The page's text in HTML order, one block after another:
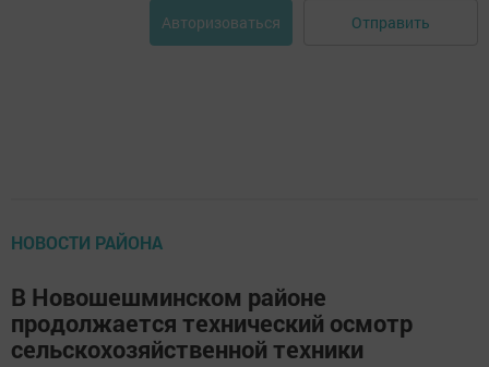
Авторизоваться Отправить
НОВОСТИ РАЙОНА
В Новошешминском районе
продолжается технический осмотр
сельскохозяйственной техники